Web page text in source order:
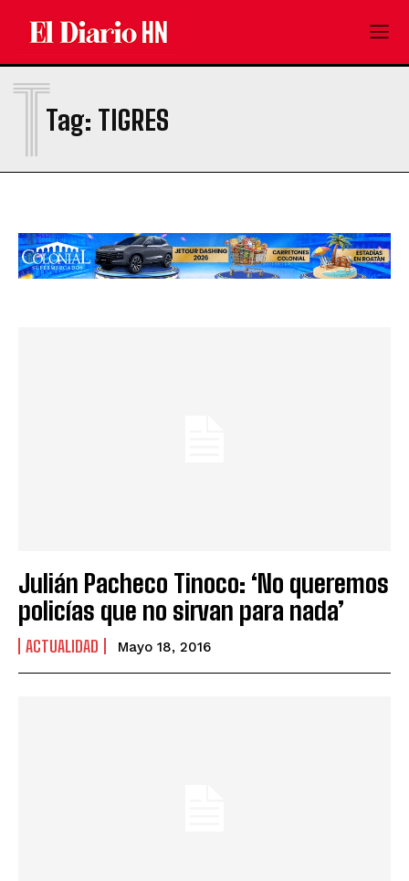
Tag: TIGRES
T
Julián Pacheco Tinoco: ‘No queremos
policías que no sirvan para nada’
ACTUALIDAD Mayo 18, 2016